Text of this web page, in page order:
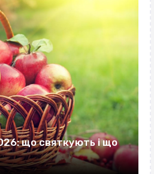
що святкують і що